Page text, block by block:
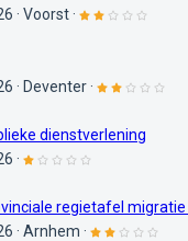
· Voorst ·
· Deventer ·
dienstverlening
·
regietafel
· Arnhem ·